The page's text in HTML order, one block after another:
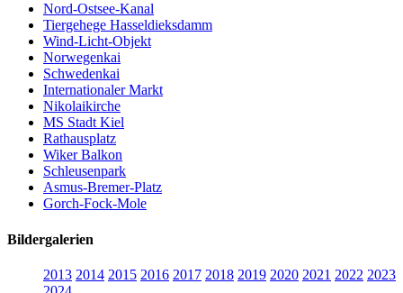
Nord-Ostsee-Kanal
Tiergehege Hasseldieksdamm
Wind-Licht-Objekt
Norwegenkai
Schwedenkai
Internationaler Markt
Nikolaikirche
MS Stadt Kiel
Rathausplatz
Wiker Balkon
Schleusenpark
Asmus-Bremer-Platz
Gorch-Fock-Mole
Bildergalerien
2013 2014 2015 2016 2017 2018 2019 2020 2021 2022 2023